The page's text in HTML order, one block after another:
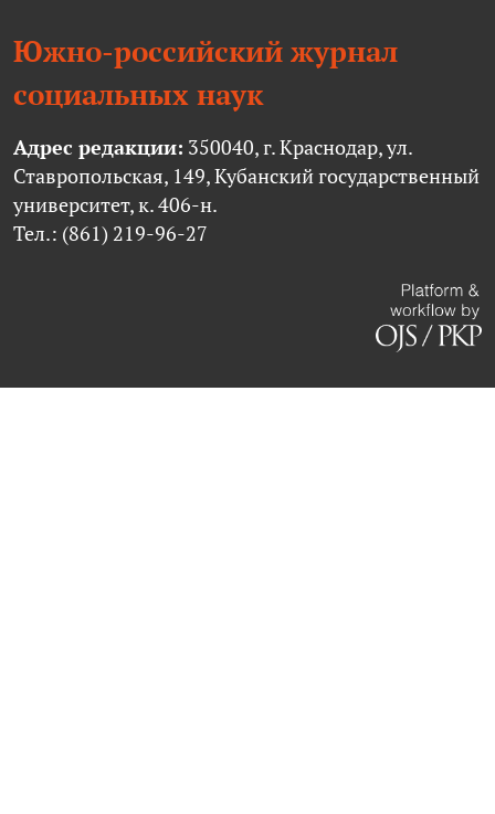
Южно-российский журнал
социальных наук
Адрес редакции: 350040, г. Краснодар, ул.
Ставропольская, 149, Кубанский государственный
университет, к. 406-н.
Тел.: (861) 219-96-27